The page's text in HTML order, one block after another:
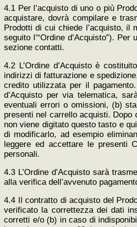
4.1 Per l’acquisto di uno o più
acquistare, dovrà compilare e
Prodotti di cui chiede l’acquisto, il
seguito l’“Ordine d’Acquisto”).
sezione contatti.
4.2 L’Ordine d’Acquisto è
indirizzi di fatturazione e
credito utilizzata per il
d’Acquisto per via telematica,
eventuali errori o omissioni, (b)
presenti nel carrello acquisti. Dopo
non viene digitato questo tasto e
di modificarlo, ad esempio
leggere ed accettare le presenti
personali.
4.3 L’Ordine d’Acquisto sarà
alla verifica dell’avvenuto
4.4 Il contratto di acquisto del
verificato la correttezza dei dati
corretti e/o (b) in caso di